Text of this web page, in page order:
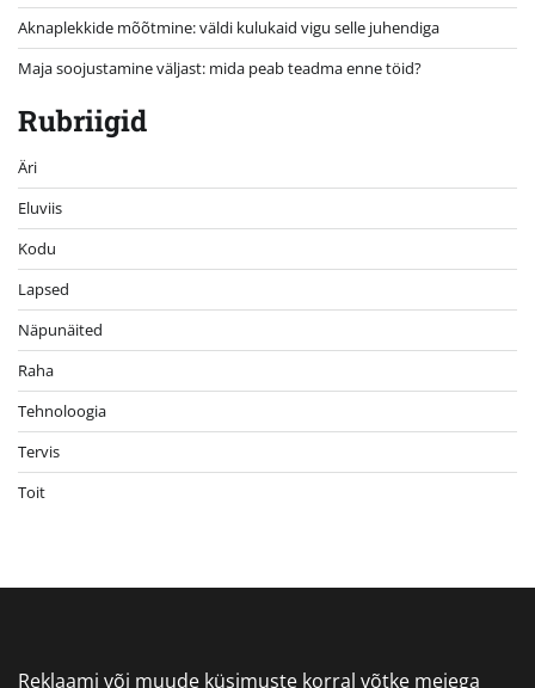
Aknaplekkide mõõtmine: väldi kulukaid vigu selle juhendiga
Maja soojustamine väljast: mida peab teadma enne töid?
Rubriigid
Äri
Eluviis
Kodu
Lapsed
Näpunäited
Raha
Tehnoloogia
Tervis
Toit
Reklaami või muude küsimuste korral võtke meiega